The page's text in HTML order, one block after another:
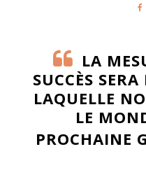
LA
SUCCÈS
LAQUELLE
LE
PROCHAINE